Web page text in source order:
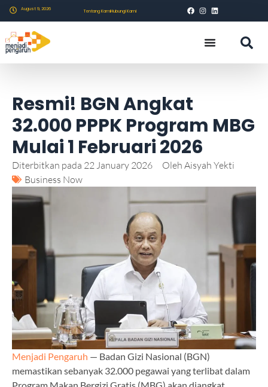
August 9, 2026 Tentang KamiHubungi Kami
Resmi! BGN Angkat
32.000 PPPK Program MBG
Mulai 1 Februari 2026
Diterbitkan pada 22 January 2026 Oleh Aisyah Yekti
Business Now
Menjadi Pengaruh — Badan Gizi Nasional (BGN)
memastikan sebanyak 32.000 pegawai yang terlibat dalam